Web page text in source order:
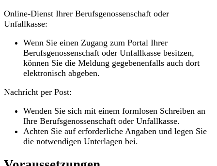
Online-Dienst Ihrer Berufsgenossenschaft oder
Unfallkasse:
Wenn Sie einen Zugang zum Portal Ihrer
Berufsgenossenschaft oder Unfallkasse besitzen,
können Sie die Meldung gegebenenfalls auch dort
elektronisch abgeben.
Nachricht per Post:
Wenden Sie sich mit einem formlosen Schreiben an
Ihre Berufsgenossenschaft oder Unfallkasse.
Achten Sie auf erforderliche Angaben und legen Sie
die notwendigen Unterlagen bei.